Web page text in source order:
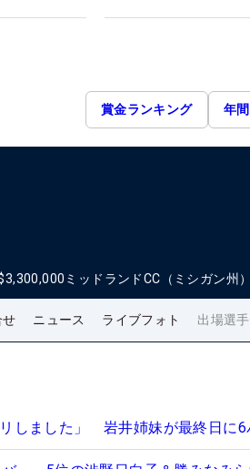
賞金ランキング 年
ミッドランドCC（ミシガン州）
せ ニュース ライブフォト 出場選手
しました」 岩井姉妹が最終日に6